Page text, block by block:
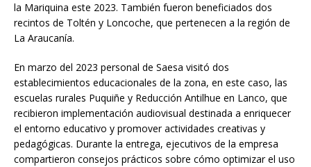
la Mariquina este 2023. También fueron beneficiados dos
recintos de Toltén y Loncoche, que pertenecen a la región de
La Araucanía.
En marzo del 2023 personal de Saesa visitó dos
establecimientos educacionales de la zona, en este caso, las
escuelas rurales Puquiñe y Reducción Antilhue en Lanco, que
recibieron implementación audiovisual destinada a enriquecer
el entorno educativo y promover actividades creativas y
pedagógicas. Durante la entrega, ejecutivos de la empresa
compartieron consejos prácticos sobre cómo optimizar el uso